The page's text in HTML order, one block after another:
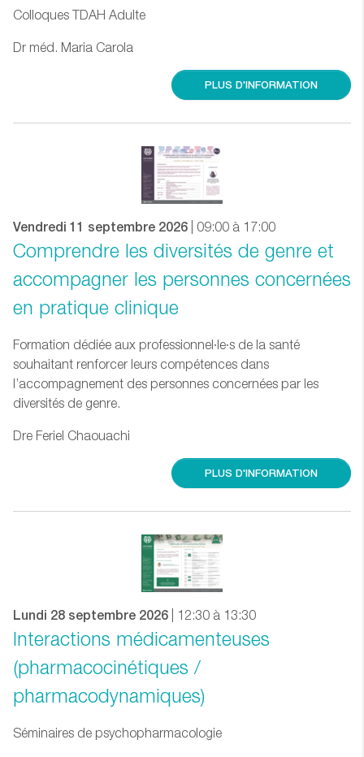
Colloques TDAH Adulte
Dr méd. Maria Carola
PLUS D'INFORMATION
Vendredi 11 septembre 2026 | 09:00 à 17:00
Comprendre les diversités de genre et
accompagner les personnes concernées
en pratique clinique
Formation dédiée aux professionnel·le·s de la santé
souhaitant renforcer leurs compétences dans
l’accompagnement des personnes concernées par les
diversités de genre.
Dre Feriel Chaouachi
PLUS D'INFORMATION
Lundi 28 septembre 2026 | 12:30 à 13:30
Interactions médicamenteuses
(pharmacocinétiques /
pharmacodynamiques)
Séminaires de psychopharmacologie